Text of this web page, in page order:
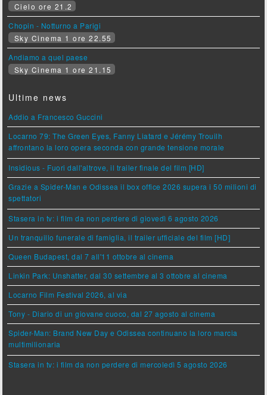
Cielo ore 21.2
Chopin - Notturno a Parigi
Sky Cinema 1 ore 22.55
Andiamo a quel paese
Sky Cinema 1 ore 21.15
Ultime news
Addio a Francesco Guccini
Locarno 79: The Green Eyes, Fanny Liatard e Jérémy Trouilh
affrontano la loro opera seconda con grande tensione morale
Insidious - Fuori dall'altrove, il trailer finale del film [HD]
Grazie a Spider-Man e Odissea il box office 2026 supera i 50 milioni di
spettatori
Stasera in tv: i film da non perdere di giovedì 6 agosto 2026
Un tranquillo funerale di famiglia, il trailer ufficiale del film [HD]
Queen Budapest, dal 7 all'11 ottobre al cinema
Linkin Park: Unshatter, dal 30 settembre al 3 ottobre al cinema
Locarno Film Festival 2026, al via
Tony - Diario di un giovane cuoco, dal 27 agosto al cinema
Spider-Man: Brand New Day e Odissea continuano la loro marcia
multimilionaria
Stasera in tv: i film da non perdere di mercoledì 5 agosto 2026